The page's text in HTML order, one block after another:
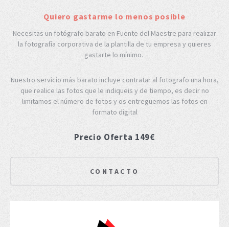
Quiero gastarme lo menos posible
Necesitas un fotógrafo barato en Fuente del Maestre para realizar
la fotografía corporativa de la plantilla de tu empresa y quieres
gastarte lo mínimo.
Nuestro servicio más barato incluye contratar al fotografo una hora,
que realice las fotos que le indiqueis y de tiempo, es decir no
limitamos el número de fotos y os entreguemos las fotos en
formato digital
Precio Oferta 149€
CONTACTO